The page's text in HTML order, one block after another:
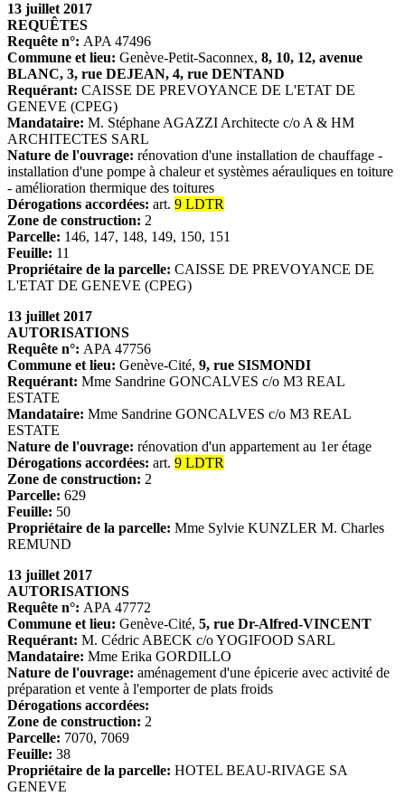
13 juillet 2017
REQUÊTES
Requête n°: APA 47496
Commune et lieu: Genève-Petit-Saconnex, 8, 10, 12, avenue
BLANC, 3, rue DEJEAN, 4, rue DENTAND
Requérant: CAISSE DE PREVOYANCE DE L'ETAT DE
GENEVE (CPEG)
Mandataire: M. Stéphane AGAZZI Architecte c/o A & HM
ARCHITECTES SARL
Nature de l'ouvrage: rénovation d'une installation de chauffage -
installation d'une pompe à chaleur et systèmes aérauliques en toiture
- amélioration thermique des toitures
Dérogations accordées: art. 9 LDTR
Zone de construction: 2
Parcelle: 146, 147, 148, 149, 150, 151
Feuille: 11
Propriétaire de la parcelle: CAISSE DE PREVOYANCE DE
L'ETAT DE GENEVE (CPEG)
13 juillet 2017
AUTORISATIONS
Requête n°: APA 47756
Commune et lieu: Genève-Cité, 9, rue SISMONDI
Requérant: Mme Sandrine GONCALVES c/o M3 REAL
ESTATE
Mandataire: Mme Sandrine GONCALVES c/o M3 REAL
ESTATE
Nature de l'ouvrage: rénovation d'un appartement au 1er étage
Dérogations accordées: art. 9 LDTR
Zone de construction: 2
Parcelle: 629
Feuille: 50
Propriétaire de la parcelle: Mme Sylvie KUNZLER M. Charles
REMUND
13 juillet 2017
AUTORISATIONS
Requête n°: APA 47772
Commune et lieu: Genève-Cité, 5, rue Dr-Alfred-VINCENT
Requérant: M. Cédric ABECK c/o YOGIFOOD SARL
Mandataire: Mme Erika GORDILLO
Nature de l'ouvrage: aménagement d'une épicerie avec activité de
préparation et vente à l'emporter de plats froids
Dérogations accordées:
Zone de construction: 2
Parcelle: 7070, 7069
Feuille: 38
Propriétaire de la parcelle: HOTEL BEAU-RIVAGE SA
GENEVE